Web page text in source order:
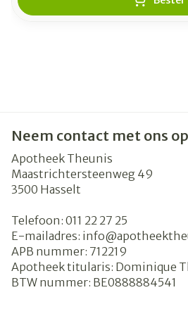
Neem contact met ons op
Apotheek Theunis
Maastrichtersteenweg 49
3500 Hasselt
Telefoon: 011 22 27 25
E-mailadres: info@
APB nummer: 712219
Apotheek titularis: Dominique
BTW nummer: BE0888884541